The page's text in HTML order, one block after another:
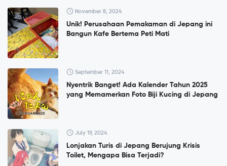
November 8, 2024
Unik! Perusahaan Pemakaman di Jepang ini
Bangun Kafe Bertema Peti Mati
September 11, 2024
Nyentrik Banget! Ada Kalender Tahun 2025
yang Memamerkan Foto Biji Kucing di Jepang
July 19, 2024
Lonjakan Turis di Jepang Berujung Krisis
Toilet, Mengapa Bisa Terjadi?